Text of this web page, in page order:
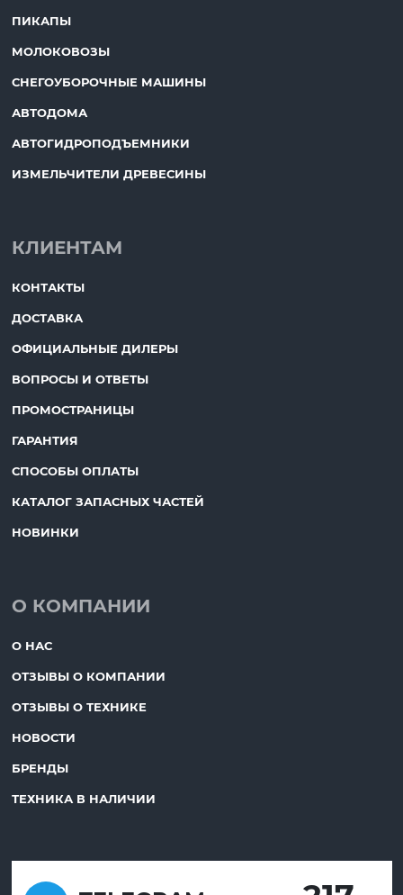
ПИКАПЫ
МОЛОКОВОЗЫ
СНЕГОУБОРОЧНЫЕ МАШИНЫ
АВТОДОМА
АВТОГИДРОПОДЪЕМНИКИ
ИЗМЕЛЬЧИТЕЛИ ДРЕВЕСИНЫ
КЛИЕНТАМ
КОНТАКТЫ
ДОСТАВКА
ОФИЦИАЛЬНЫЕ ДИЛЕРЫ
ВОПРОСЫ И ОТВЕТЫ
ПРОМОСТРАНИЦЫ
ГАРАНТИЯ
СПОСОБЫ ОПЛАТЫ
КАТАЛОГ ЗАПАСНЫХ ЧАСТЕЙ
НОВИНКИ
О КОМПАНИИ
О НАС
ОТЗЫВЫ О КОМПАНИИ
ОТЗЫВЫ О ТЕХНИКЕ
НОВОСТИ
БРЕНДЫ
ТЕХНИКА В НАЛИЧИИ